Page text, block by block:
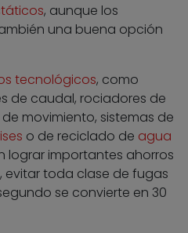
, aunque los
una buena opción
tecnológicos, como
de caudal, rociadores de
movimiento, sistemas de
o de reciclado de agua
lograr importantes ahorros
evitar toda clase de fugas
se convierte en 30